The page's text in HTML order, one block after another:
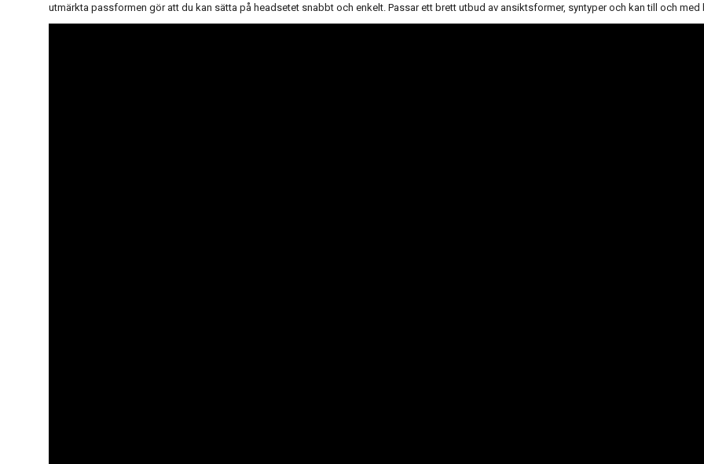
utmärkta passformen gör att du kan sätta på headsetet snabbt och enkelt. Passar ett brett utbud av ansiktsformer, syntyper och kan till och med